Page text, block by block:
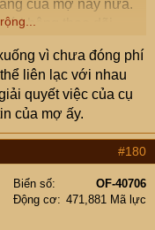
của mợ này nữa.
không theo dõi
hàng này do vi
ý close gian hàng
đã đặt tiền cho
mod giải đáp
có giúp cung cấp
vì chưa đóng phí
liên lạc với nhau
quyết việc của cụ
của mợ ấy.
#180
Biển số
OF-40706
Động cơ
471,881 Mã lực